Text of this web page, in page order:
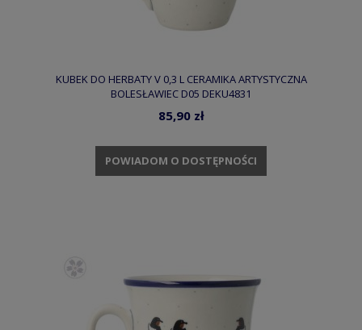
KUBEK DO HERBATY V 0,3 L CERAMIKA ARTYSTYCZNA
BOLESŁAWIEC D05 DEKU4831
85,90 zł
POWIADOM O DOSTĘPNOŚCI